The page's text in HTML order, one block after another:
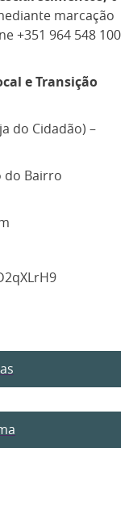
marcação
+351 964 548 100
e Transição
do Cidadão) –
do Bairro